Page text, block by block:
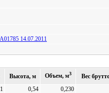
14.07.2011
Высота, м Объем, м3 Вес
0,54 0,230